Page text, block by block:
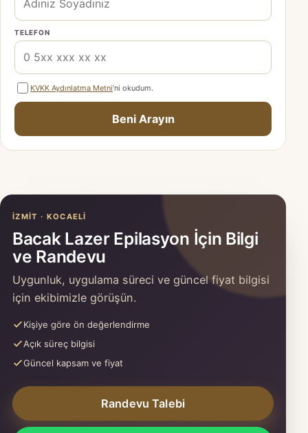
TELEFON
KVKK Aydınlatma Metni’ni okudum.
Beni Arayın
İZMIT · KOCAELI
Bacak Lazer Epilasyon İçin Bilgi
ve Randevu
Uygunluk, uygulama süreci ve güncel fiyat bilgisi
için ekibimizle görüşün.
Kişiye göre ön değerlendirme
Açık süreç bilgisi
Güncel kapsam ve fiyat
Randevu Talebi